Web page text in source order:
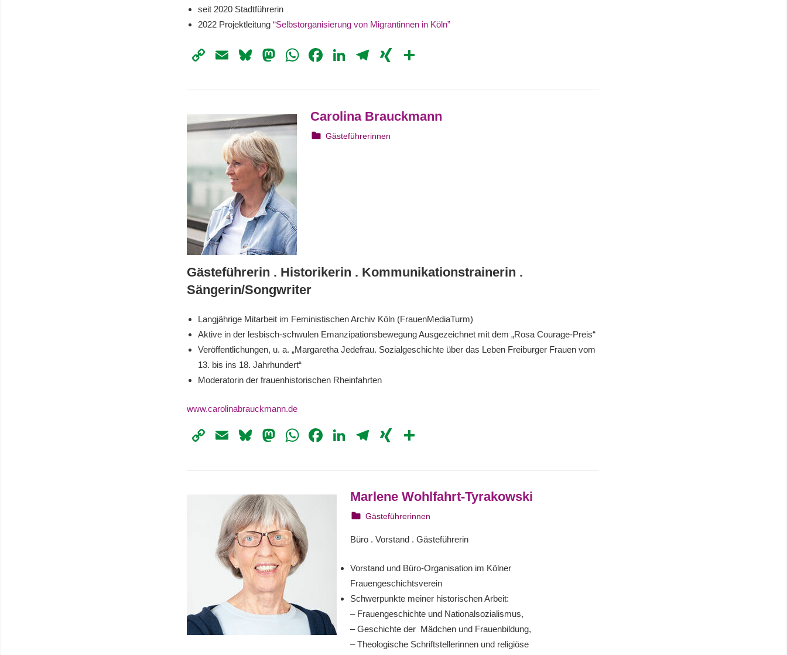
seit 2020 Stadtführerin
2022 Projektleitung “Selbstorganisierung von Migrantinnen in Köln”
CopyEmailBluesky
Mastodon
WhatsApp
Facebook
LinkedIn
Telegram
XING
Carolina Brauckmann
6. August 2023
webmam
Gästeführerinnen
Gästeführerin . Historikerin . Kommunikationstrainerin .
Sängerin/Songwriter
Langjährige Mitarbeit im Feministischen Archiv Köln (FrauenMediaTurm)
Aktive in der lesbisch-schwulen Emanzipationsbewegung Ausgezeichnet mit dem „Rosa Courage-Preis“
Veröffentlichungen, u. a. „Margaretha Jedefrau. Sozialgeschichte über das Leben Freiburger Frauen vom
13. bis ins 18. Jahrhundert“
Moderatorin der frauenhistorischen Rheinfahrten
www.carolinabrauckmann.de
CopyEmailBluesky
Mastodon
WhatsApp
Facebook
LinkedIn
Telegram
XING
Marlene Wohlfahrt-Tyrakowski
6. August 2023
webmam
Gästeführerinnen
Büro . Vorstand . Gästeführerin
Vorstand und Büro-Organisation im Kölner
Frauengeschichtsverein
Schwerpunkte meiner historischen Arbeit:
– Frauengeschichte und Nationalsozialismus,
– Geschichte der Mädchen und Frauenbildung,
– Theologische Schriftstellerinnen und religiöse